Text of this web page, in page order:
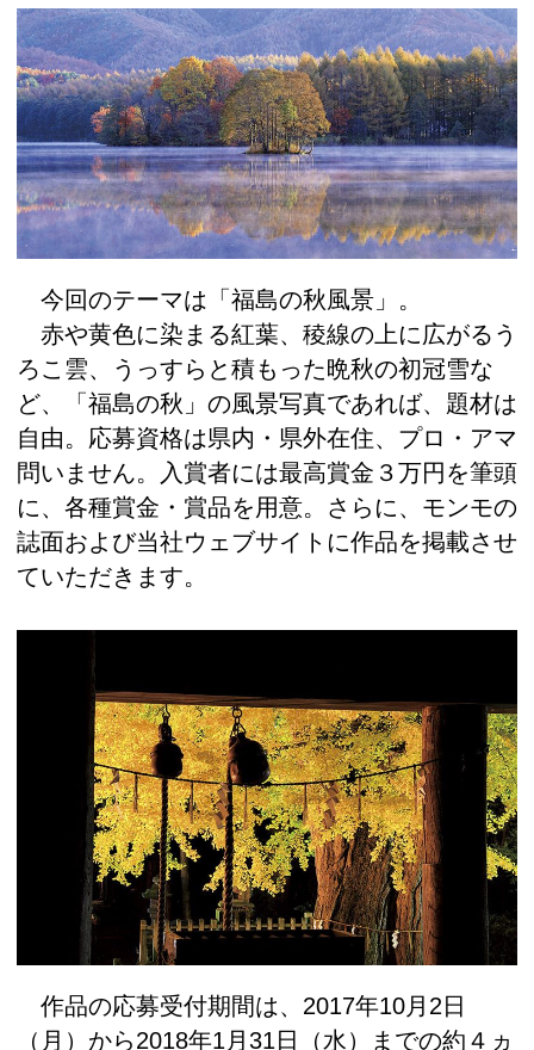
今回のテーマは「福島の秋風景」。
赤や黄色に染まる紅葉、稜線の上に広がるう
ろこ雲、うっすらと積もった晩秋の初冠雪な
ど、「福島の秋」の風景写真であれば、題材は
自由。応募資格は県内・県外在住、プロ・アマ
問いません。入賞者には最高賞金３万円を筆頭
に、各種賞金・賞品を用意。さらに、モンモの
誌面および当社ウェブサイトに作品を掲載させ
ていただきます。
作品の応募受付期間は、2017年10月2日
（月）から2018年1月31日（水）までの約４ヵ